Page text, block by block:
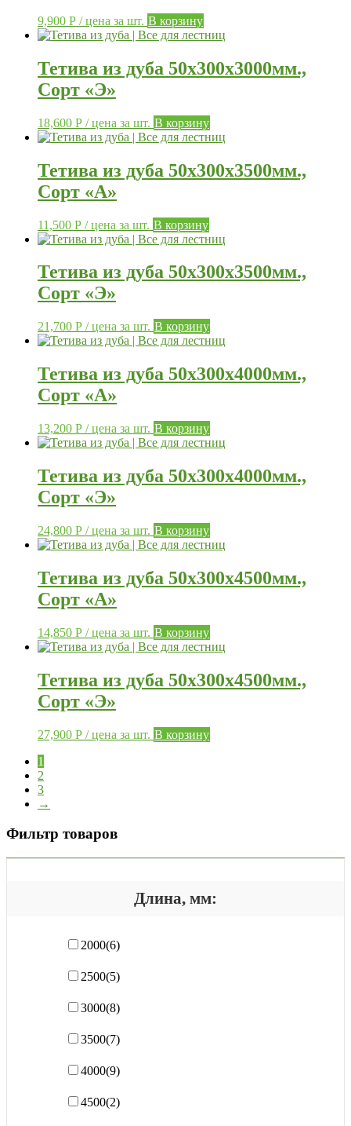
9,900 Р / цена за шт. В корзину
Тетива из дуба 50х300х3000мм.,
Сорт «Э»
18,600 Р / цена за шт. В корзину
Тетива из дуба 50х300х3500мм.,
Сорт «А»
11,500 Р / цена за шт. В корзину
Тетива из дуба 50х300х3500мм.,
Сорт «Э»
21,700 Р / цена за шт. В корзину
Тетива из дуба 50х300х4000мм.,
Сорт «А»
13,200 Р / цена за шт. В корзину
Тетива из дуба 50х300х4000мм.,
Сорт «Э»
24,800 Р / цена за шт. В корзину
Тетива из дуба 50х300х4500мм.,
Сорт «А»
14,850 Р / цена за шт. В корзину
Тетива из дуба 50х300х4500мм.,
Сорт «Э»
27,900 Р / цена за шт. В корзину
1
2
3
→
Фильтр товаров
Длина, мм:
2000(6)
2500(5)
3000(8)
3500(7)
4000(9)
4500(2)